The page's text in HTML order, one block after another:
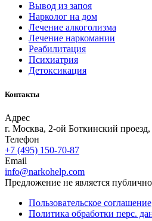
Вывод из запоя
Нарколог на дом
Лечение алкоголизма
Лечение наркомании
Реабилитация
Психиатрия
Детоксикация
Контакты
Адрес
г. Москва, 2-ой Боткинский проезд,
Телефон
+7 (495) 150-70-87
Email
info@narkohelp.com
Предложение не является
Пользовательское соглашение
Политика обработки перс.